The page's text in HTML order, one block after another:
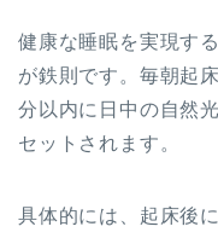
健康な睡眠を実現す
が鉄則です。毎朝起
分以内に日中の自然
セットされます。
具体的には、起床後